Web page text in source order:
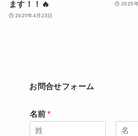
ます！！🔥
2025年4月23日
2025
お問合せフォーム
名前*